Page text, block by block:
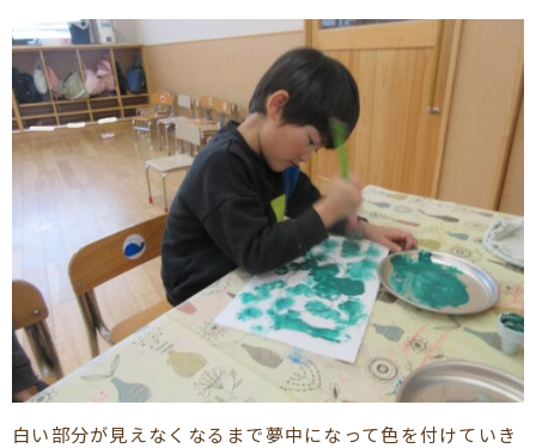
白い部分が見えなくなるまで夢中になって色を付けていき